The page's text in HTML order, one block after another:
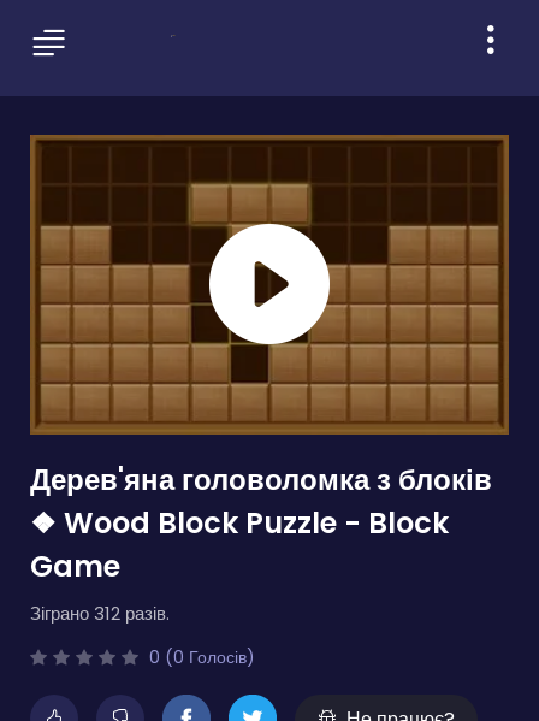
Дерев'яна головоломка з блоків
❖ Wood Block Puzzle - Block
Game
Зіграно 312 разів.
0 (0 Голосів)